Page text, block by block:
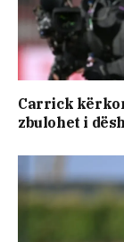
Carrick
zbulohet i